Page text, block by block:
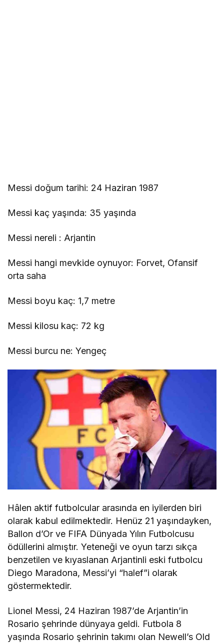
Messi doğum tarihi: 24 Haziran 1987
Messi kaç yaşında: 35 yaşında
Messi nereli : Arjantin
Messi hangi mevkide oynuyor: Forvet, Ofansif
orta saha
Messi boyu kaç: 1,7 metre
Messi kilosu kaç: 72 kg
Messi burcu ne: Yengeç
Hâlen aktif futbolcular arasında en iyilerden biri
olarak kabul edilmektedir. Henüz 21 yaşındayken,
Ballon d’Or ve FIFA Dünyada Yılın Futbolcusu
ödüllerini almıştır. Yeteneği ve oyun tarzı sıkça
benzetilen ve kıyaslanan Arjantinli eski futbolcu
Diego Maradona, Messi’yi “halef”i olarak
göstermektedir.
Lionel Messi, 24 Haziran 1987’de Arjantin’in
Rosario şehrinde dünyaya geldi. Futbola 8
yaşında Rosario şehrinin takımı olan Newell’s Old